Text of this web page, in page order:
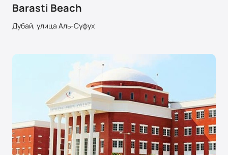
Barasti Beach
Дубай, улица Аль-Суфух